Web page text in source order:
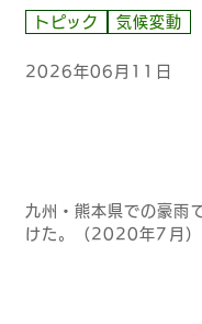
トピック 気候変動
2026年06月11日
九州・熊本県での豪雨
けた。（2020年7月）